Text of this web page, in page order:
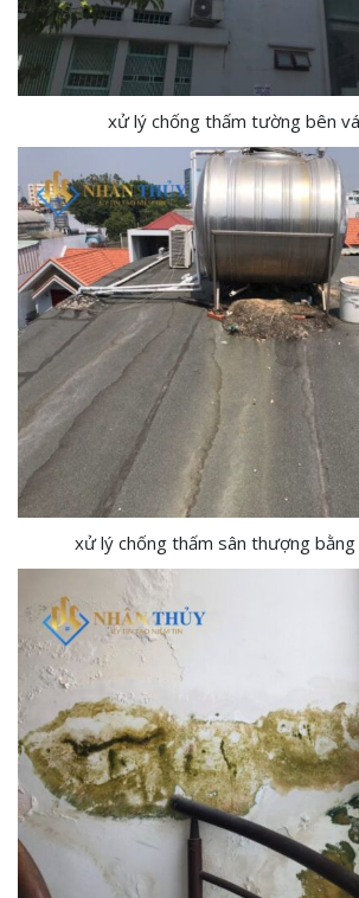
xử lý chống thấm tường bên
xử lý chống thấm sân thượng